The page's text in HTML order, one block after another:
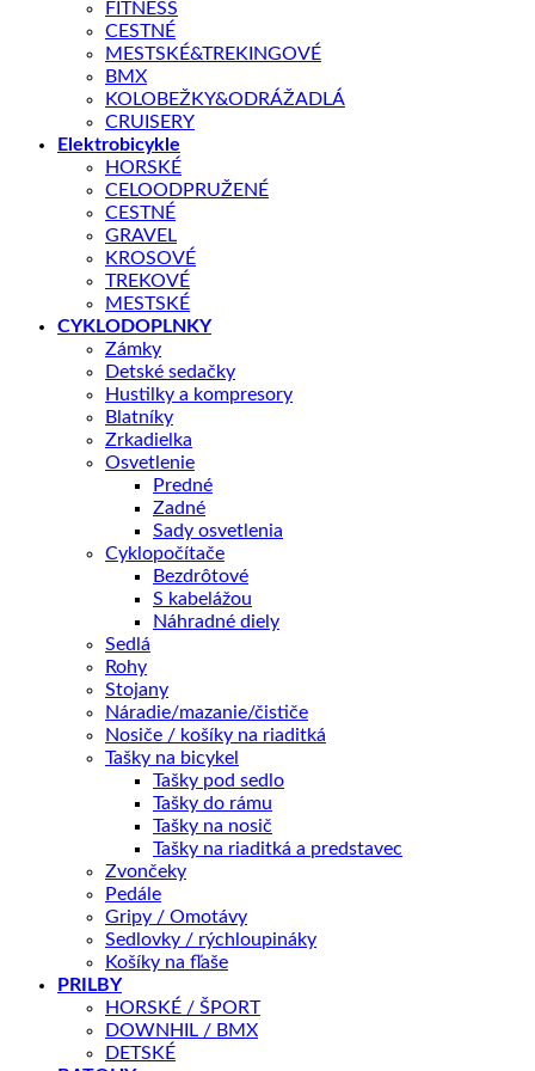
FITNESS
CESTNÉ
MESTSKÉ&TREKINGOVÉ
BMX
KOLOBEŽKY&ODRÁŽADLÁ
CRUISERY
Elektrobicykle
HORSKÉ
CELOODPRUŽENÉ
CESTNÉ
GRAVEL
KROSOVÉ
TREKOVÉ
MESTSKÉ
CYKLODOPLNKY
Zámky
Detské sedačky
Hustilky a kompresory
Blatníky
Zrkadielka
Osvetlenie
Predné
Zadné
Sady osvetlenia
Cyklopočítače
Bezdrôtové
S kabelážou
Náhradné diely
Sedlá
Rohy
Stojany
Náradie/mazanie/čističe
Nosiče / košíky na riaditká
Tašky na bicykel
Tašky pod sedlo
Tašky do rámu
Tašky na nosič
Tašky na riaditká a predstavec
Zvončeky
Pedále
Gripy / Omotávy
Sedlovky / rýchloupináky
Košíky na fľaše
PRILBY
HORSKÉ / ŠPORT
DOWNHIL / BMX
DETSKÉ
11,90 €
Moderný zadný blatník AUTHOR, univerzálne uchytenie na
sedlovku, materiál plast, pre priemer kolesa 26"-29", šírka 90
mm, hmotnosť 163 g.
Skladom – odoslanie do 1 - 5 pracovných dní
množstvo
BLATNÍK
BOW
ZADNÝ
ČIERNY
PRIDAŤ DO KOŠÍKA
OTÁZKA NA PRODUKT
Doprava zadarmo nad 100 €
14 dní na vrátenie
Bezpečná platba
CYKLODOPLNKY
Ďalšie informácie
Splátky Zinc Euro
Moderný zadný blatník AUTHOR, univerzálne uchytenie
na sedlovku, materiál plast, pre priemer kolesa 26"-29",
šírka 90 mm, hmotnosť 163 g.
Čierna